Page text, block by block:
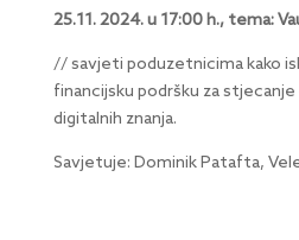
25.11. 2024. u 17:00 h., tema:
// savjeti poduzetnicima kako
financijsku podršku za
digitalnih znanja.
Savjetuje: Dominik Patafta,